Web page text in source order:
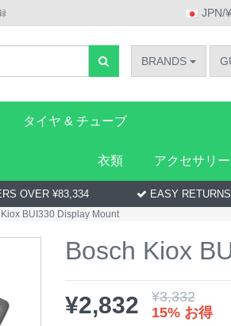
JPN/
BRANDS
タイヤ & チューブ
衣類 アクセサリー
OVER ¥83,334 EASY RETURNS
Kiox BUI330 Display Mount
Bosch Kiox
¥2,832 ¥3,332
15% お得